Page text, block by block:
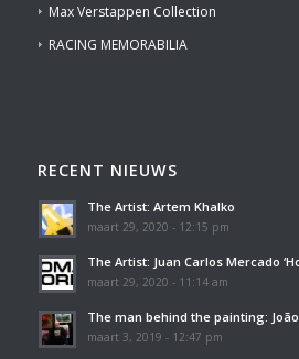
Max Verstappen Collection
RACING MEMORABILIA
RECENT NIEUWS
The Artist: Artem Khalko
maart 29, 2020 - 12:15 pm
The Artist: Juan Carlos Mercado
maart 29, 2020 - 11:14 am
The man behind the painting:
maart 3, 2019 - 12:47 pm